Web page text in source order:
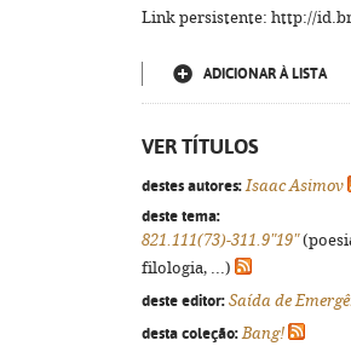
Link persistente: http://
ADICIONAR À LISTA
VER TÍTULOS
destes autores: Isaac Asimov
deste tema:
821.111(73)-311.9"19"
filologia, ...)
deste editor: Saída de
desta coleção: Bang!